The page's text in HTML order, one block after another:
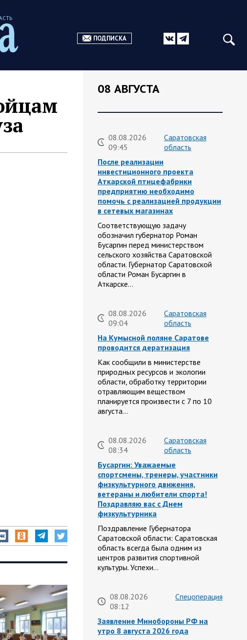
ПОДПИСКА
08 АВГУСТА
08.08.2026
09:45
Саратовская
область
После реализации
инвестиционного проекта
Аткарской птицефабрики
предприятию необходимо
помочь с реализацией продукции
в сетевых магазинах
Соответствующую задачу
обозначил губернатор Роман
Бусаргин перед министерством
сельского хозяйства Саратовской
области. Губернатор Саратовской
области Роман Бусаргин в
Аткарске…
08.08.2026
09:04
Саратовская
область
На Кумысной поляне Саратове
проводится дератизация
Как сообщили в министерстве
природных ресурсов и экологии
области, обработку территории
отравляющим веществом
планируется произвести с 7 по 10
августа…
08.08.2026
08:34
Саратовская
область
Бусаргин: Уважаемые
спортсмены, тренеры, участники
физкультурного движения,
ветераны и любители спорта!
Поздравляю вас с Днем
физкультурника
Поздравление Губернатора
Саратовской области: Саратовская
область всегда была одним из
центров развития спортивной
культуры. Успехи…
08.08.2026
08:12
Спецоперация
Заявление Минобороны РФ на
утро 8 августа 2026 года